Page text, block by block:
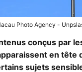
Photo Agency -
conçus par
en tête
sujets